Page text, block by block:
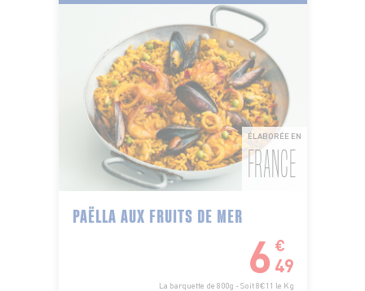
ÉLABORÉE EN
FRANCE
PAËLLA AUX FRUITS DE MER
6 €
49
La barquette de 800g - Soit 8€11 le Kg